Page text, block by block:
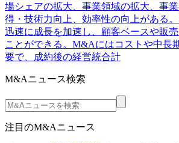
場シェアの拡大、事業領域の拡大、事
得・技術力向上、効率性の向上がある
迅速に成長を加速し、顧客ベースや販
ことができる。M&Aにはコストや中長
要で、成約後の経営統合計
M&Aニュース検索
注目のM&Aニュース